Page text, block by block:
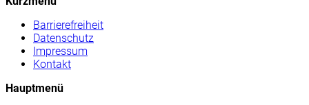
Barrierefreiheit
Datenschutz
Impressum
Kontakt
Hauptmenü